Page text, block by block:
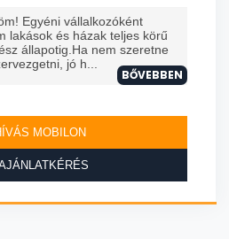
Egyéni vállalkozóként
lakások és házak teljes körű
állapotig.Ha nem szeretne
jó h...
BŐVEBBEN
MOBILON